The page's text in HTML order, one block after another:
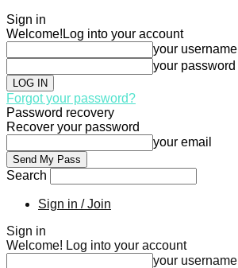
Sign in
Welcome! Log into your account
your username
your password
Forgot your password?
Password recovery
Recover your password
your email
Search
Sign in / Join
Sign in
Welcome! Log into your account
your username